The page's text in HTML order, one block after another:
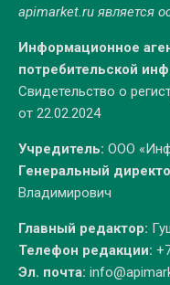
apimarket.ruявляется
Информационное
потребительской
Свидетельство о
от 22.02.2024
Учредитель: ООО
Генеральный
Владимирович
Главный редактор:
Телефон редакции:
Эл. почта: